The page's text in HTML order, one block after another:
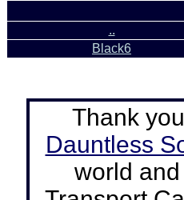
..
Black6
Thank
Dauntless
world